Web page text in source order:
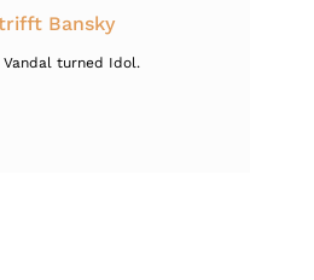
trifft Bansky
Vandal turned Idol.